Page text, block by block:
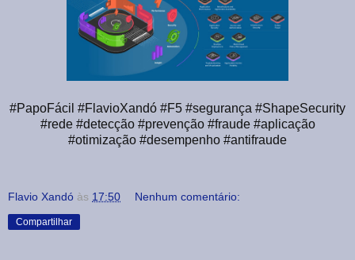
#PapoFácil #FlavioXandó #F5 #segurança #ShapeSecurity
#rede #detecção #prevenção #fraude #aplicação
#otimização #desempenho #antifraude
Flavio Xandó às 17:50 Nenhum comentário:
Compartilhar